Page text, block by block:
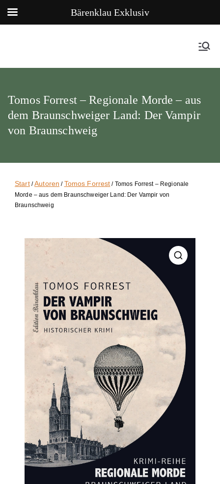
Tomos Forrest – Regionale Morde – aus
dem Braunschweiger Land: Der Vampir
von Braunschweig
Start/Autoren / Tomos Forrest / Tomos Forrest – Regionale
Morde – aus dem Braunschweiger Land: Der Vampir von
Braunschweig
Bärenklau Exklusiv